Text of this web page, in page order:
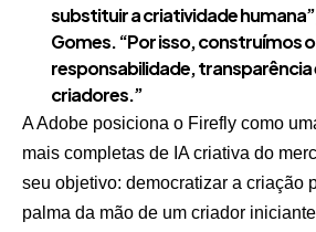
substituir a criatividade
Gomes. “Por isso, construímos
responsabilidade, transparência
criadores.”
A Adobe posiciona o Firefly como
mais completas de IA criativa do
seu objetivo: democratizar a criação
palma da mão de um criador